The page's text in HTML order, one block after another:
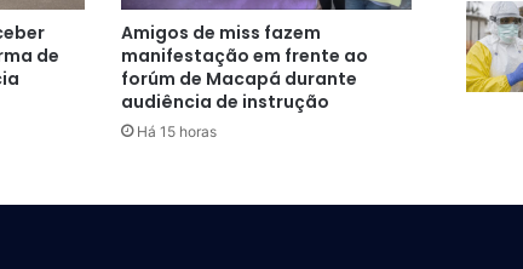
de
Amigos de miss fazem
manifestação em frente ao
forúm de Macapá durante
audiência de instrução
Há 15 horas